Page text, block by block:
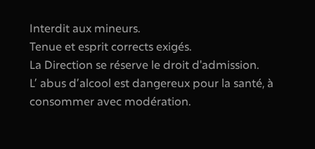
Interdit aux mineurs.
Tenue et esprit corrects exigés.
La Direction se réserve le droit d'admission.
L’ abus d’alcool est dangereux pour la santé, à
consommer avec modération.